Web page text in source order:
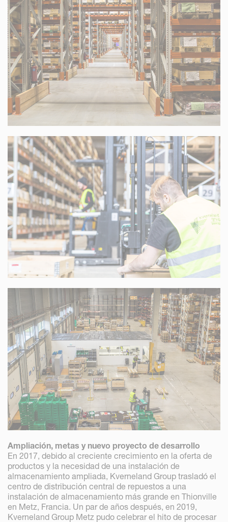
Ampliación, metas y nuevo proyecto de desarrollo
En 2017, debido al creciente crecimiento en la oferta de
productos y la necesidad de una instalación de
almacenamiento ampliada, Kverneland Group trasladó el
centro de distribución central de repuestos a una
instalación de almacenamiento más grande en Thionville
en Metz, Francia. Un par de años después, en 2019,
Kverneland Group Metz pudo celebrar el hito de procesar